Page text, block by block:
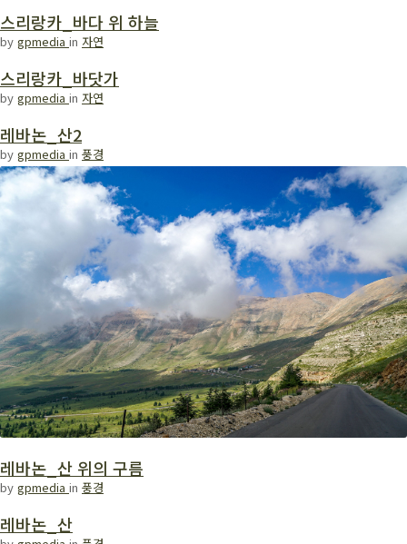
스리랑카_바다 위 하늘
by gpmedia in 자연
스리랑카_바닷가
by gpmedia in 자연
레바논_산2
by gpmedia in 풍경
레바논_산 위의 구름
by gpmedia in 풍경
레바논_산